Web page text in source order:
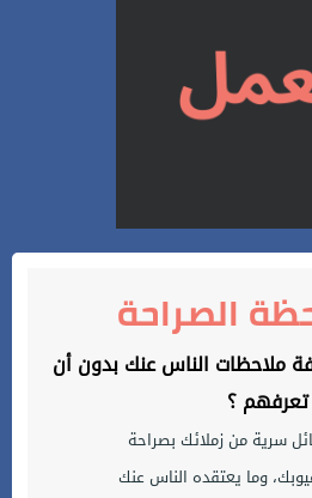
الصراحة
ملاحظات الناس عنك بدون أن
تعرفهم ؟
سرية من زملائك بصراحة
وما يعتقده الناس عنك